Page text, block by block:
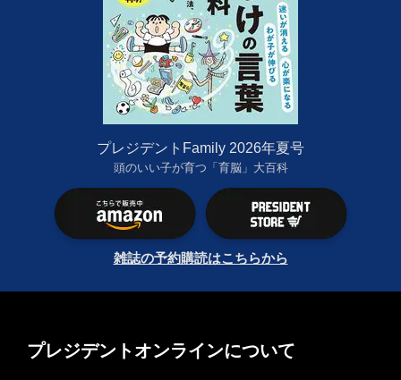
プレジデントFamily 2026年夏号
頭のいい子が育つ「育脳」大百科
雑誌の予約購読はこちらから
プレジデントオンラインについて